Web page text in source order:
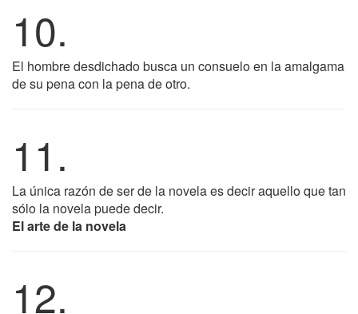
10.
El hombre desdichado busca un consuelo en la amalgama
de su pena con la pena de otro.
11.
La única razón de ser de la novela es decir aquello que tan
sólo la novela puede decir.
El arte de la novela
12.